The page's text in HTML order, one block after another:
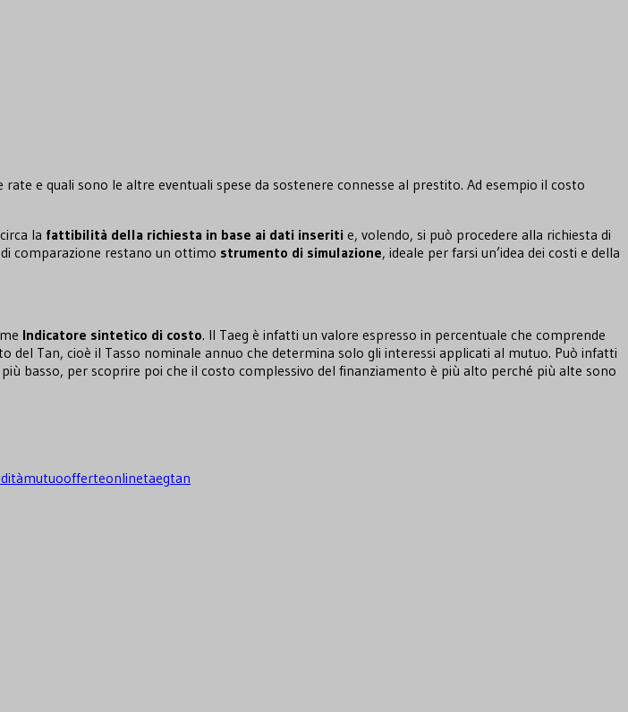
e quali sono le altre eventuali spese da sostenere connesse al prestito. Ad esempio il costo
la fattibilità della richiesta in base ai dati inseriti e, volendo, si può procedere alla richiesta di
comparazione restano un ottimo strumento di simulazione, ideale per farsi un’idea dei costi e della
Indicatore sintetico di costo. Il Taeg è infatti un valore espresso in percentuale che comprende
Tan, cioè il Tasso nominale annuo che determina solo gli interessi applicati al mutuo. Può infatti
basso, per scoprire poi che il costo complessivo del finanziamento è più alto perché più alte sono
mutuoofferteonlinetaegtan